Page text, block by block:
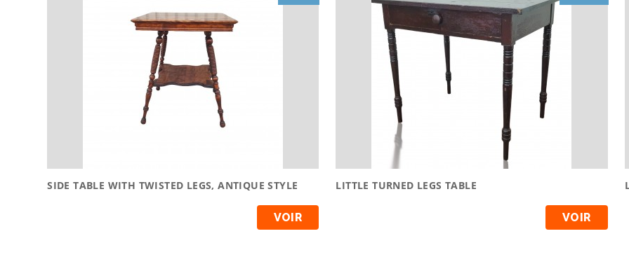
SIDE TABLE WITH TWISTED LEGS, ANTIQUE STYLE
VOIR
LITTLE TURNED LEGS TABLE
VOIR